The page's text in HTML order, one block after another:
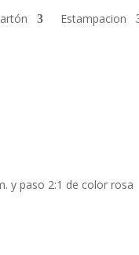
Estampacion
y paso 2:1 de color rosa